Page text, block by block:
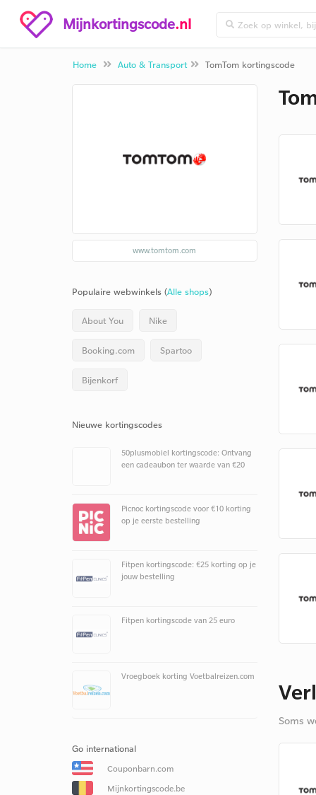
Mijnkortingscode.nl
Home Auto & Transport TomTom kortingscode
Soms
www.tomtom.com
Populaire webwinkels (Alle shops)
About You Nike
Booking.com Spartoo
Bijenkorf
Nieuwe kortingscodes
50plusmobiel kortingscode: Ontvang
een cadeaubon ter waarde van €20
Picnoc kortingscode voor €10 korting
op je eerste bestelling
Fitpen kortingscode: €25 korting op je
jouw bestelling
Fitpen kortingscode van 25 euro
Vroegboek korting Voetbalreizen.com
Go international
Couponbarn.com
Mijnkortingscode.be